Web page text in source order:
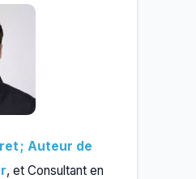
; Auteur de
, et Consultant en